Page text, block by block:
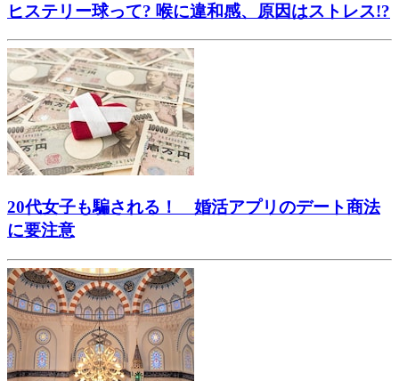
ヒステリー球って? 喉に違和感、原因はストレス!?
20代女子も騙される！ 婚活アプリのデート商法
に要注意